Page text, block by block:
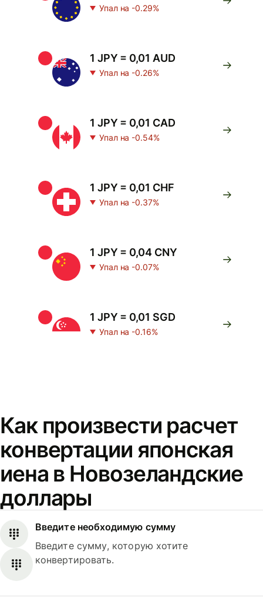
Упал на -0.29%
1 JPY = 0,01 AUD
Упал на -0.26%
1 JPY = 0,01 CAD
Упал на -0.54%
1 JPY = 0,01 CHF
Упал на -0.37%
1 JPY = 0,04 CNY
Упал на -0.07%
1 JPY = 0,01 SGD
Упал на -0.16%
Как произвести расчет
конвертации японская
иена в Новозеландские
доллары
Введите необходимую сумму
Введите сумму, которую хотите
конвертировать.